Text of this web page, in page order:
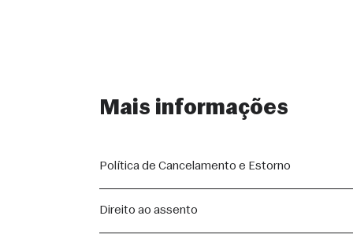
Mais informações
Política de Cancelamento e Estorno
A compra de ingressos para as apresentações
Direito ao assento